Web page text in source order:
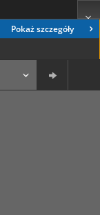
Pokaż szczegóły